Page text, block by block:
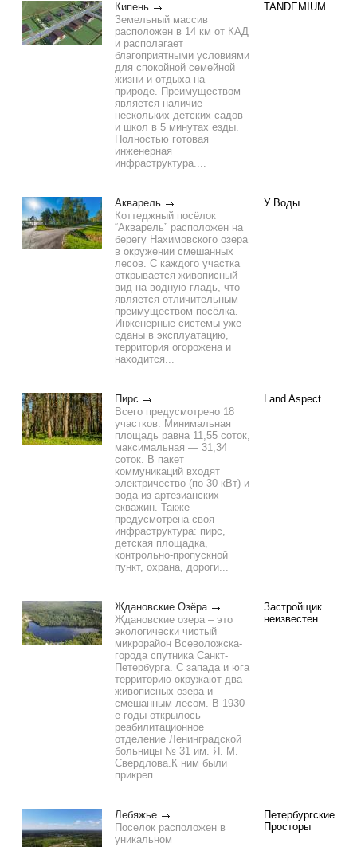
Кипень
Земельный массив
расположен в 14 км от КАД
и располагает
благоприятными условиями
для спокойной семейной
жизни и отдыха на
природе. Преимуществом
является наличие
нескольких детских садов
и школ в 5 минутах езды.
Полностью готовая
инженерная
инфраструктура....
TANDEMIUM
Акварель
Коттеджный посёлок
“Акварель” расположен на
берегу Нахимовского озера
в окружении смешанных
лесов. С каждого участка
открывается живописный
вид на водную гладь, что
является отличительным
преимуществом посёлка.
Инженерные системы уже
сданы в эксплуатацию,
территория огорожена и
находится...
У Воды
Пирс
Всего предусмотрено 18
участков. Минимальная
площадь равна 11,55 соток,
максимальная — 31,34
соток. В пакет
коммуникаций входят
электричество (по 30 кВт) и
вода из артезианских
скважин. Также
предусмотрена своя
инфраструктура: пирс,
детская площадка,
контрольно-пропускной
пункт, охрана, дороги...
Land Aspect
Ждановские Озёра
Ждановские озера – это
экологически чистый
микрорайон Всеволожска-
города спутника Санкт-
Петербурга. С запада и юга
территорию окружают два
живописных озера и
смешанным лесом. В 1930-
е годы открылось
реабилитационное
отделение Ленинградской
больницы № 31 им. Я. М.
Свердлова.К ним были
прикреп...
Застройщик
неизвестен
Лебяжье
Поселок расположен в
уникальном
Петербургские
Просторы